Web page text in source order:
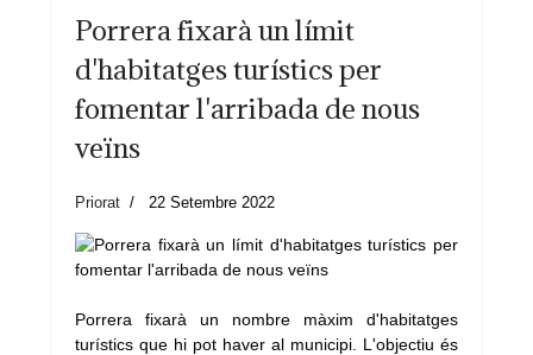
Porrera fixarà un límit
d'habitatges turístics per
fomentar l'arribada de nous
veïns
Priorat 22 Setembre 2022
Porrera fixarà un nombre màxim d'habitatges
turístics que hi pot haver al municipi. L'objectiu és